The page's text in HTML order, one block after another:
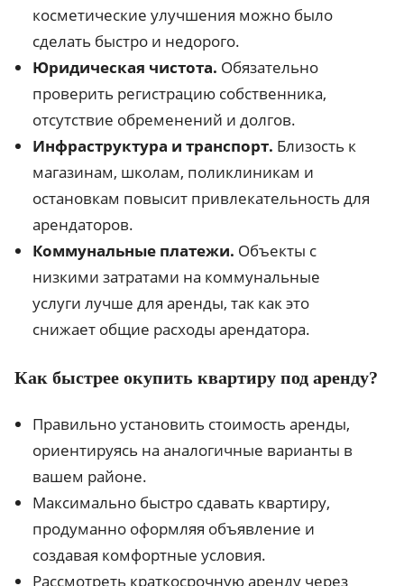
косметические улучшения можно было
сделать быстро и недорого.
Юридическая чистота. Обязательно
проверить регистрацию собственника,
отсутствие обременений и долгов.
Инфраструктура и транспорт. Близость к
магазинам, школам, поликлиникам и
остановкам повысит привлекательность для
арендаторов.
Коммунальные платежи. Объекты с
низкими затратами на коммунальные
услуги лучше для аренды, так как это
снижает общие расходы арендатора.
Как быстрее окупить квартиру под аренду?
Правильно установить стоимость аренды,
ориентируясь на аналогичные варианты в
вашем районе.
Максимально быстро сдавать квартиру,
продуманно оформляя объявление и
создавая комфортные условия.
Рассмотреть краткосрочную аренду через